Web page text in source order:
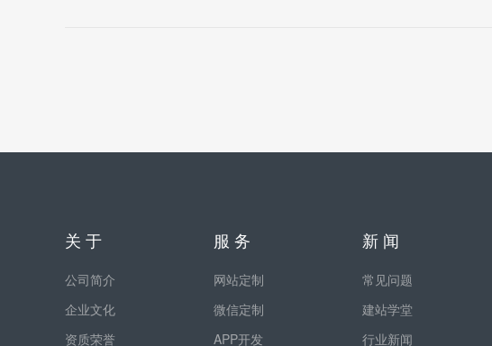
关 于
公司简介
企业文化
资质荣誉
服 务
网站定制
微信定制
APP开发
新 闻
常见问题
建站学堂
行业新闻